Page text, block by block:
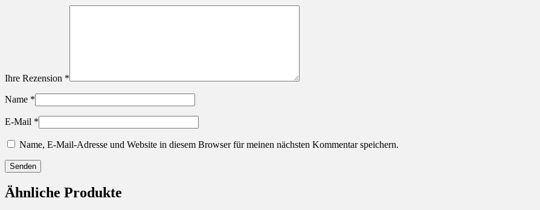
Ihre Rezension *
Name *
E-Mail *
Name, E-Mail-Adresse und Website in diesem Browser für meinen nächsten Kommentar speichern.
Ähnliche Produkte